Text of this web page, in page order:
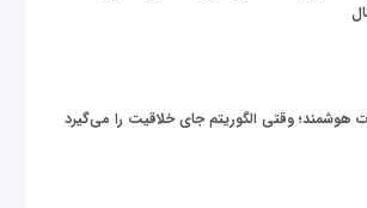
هوشمند؛ وقتی الگوریتم جای خلاقیت را می‌گیرد